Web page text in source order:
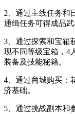
2、通过主线任务和
通缉任务可得成品武
3、通过探索和宝箱
现不同等级宝箱，4
装备及技能秘籍。
4、通过商城购买：
济基础。
5、通过挑战副本和